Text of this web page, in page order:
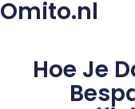
Omito.nl
Hoe Je